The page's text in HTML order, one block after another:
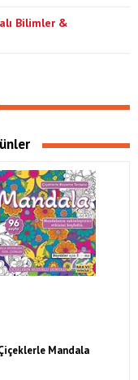
Bilimler &
Mandala